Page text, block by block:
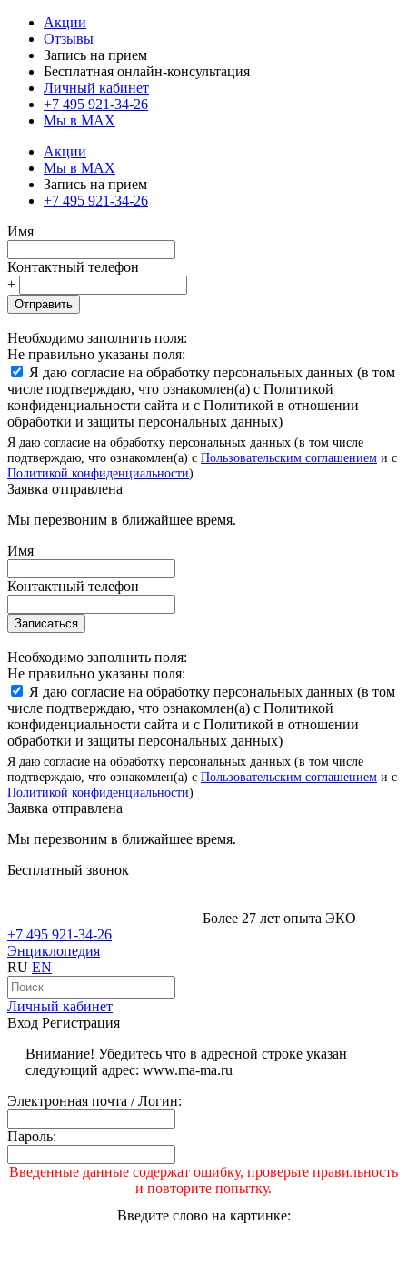
Акции
Отзывы
Запись на прием
Бесплатная онлайн-консультация
Личный кабинет
+7 495 921-34-26
Мы в MAX
Акции
Мы в MAX
Запись на прием
+7 495 921-34-26
Имя
Контактный телефон
+
Отправить
Необходимо заполнить поля:
Не правильно указаны поля:
Я даю согласие на обработку персональных данных (в том
числе подтверждаю, что ознакомлен(а) с Политикой
конфиденциальности сайта и с Политикой в отношении
обработки и защиты персональных данных)
Я даю согласие на обработку персональных данных (в том числе
подтверждаю, что ознакомлен(а) с Пользовательским соглашением и с
Политикой конфиденциальности)
Заявка отправлена
Мы перезвоним в ближайшее время.
Имя
Контактный телефон
Записаться
Необходимо заполнить поля:
Не правильно указаны поля:
Я даю согласие на обработку персональных данных (в том
числе подтверждаю, что ознакомлен(а) с Политикой
конфиденциальности сайта и с Политикой в отношении
обработки и защиты персональных данных)
Я даю согласие на обработку персональных данных (в том числе
подтверждаю, что ознакомлен(а) с Пользовательским соглашением и с
Политикой конфиденциальности)
Заявка отправлена
Мы перезвоним в ближайшее время.
Бесплатный звонок
Более 27 лет опыта ЭКО
+7 495 921-34-26
Энциклопедия
RU EN
Личный кабинет
Вход Регистрация
Внимание! Убедитесь что в адресной строке указан
следующий адрес: www.ma-ma.ru
Электронная почта / Логин:
Пароль:
Введенные данные содержат ошибку, проверьте правильность
и повторите попытку.
Введите слово на картинке: